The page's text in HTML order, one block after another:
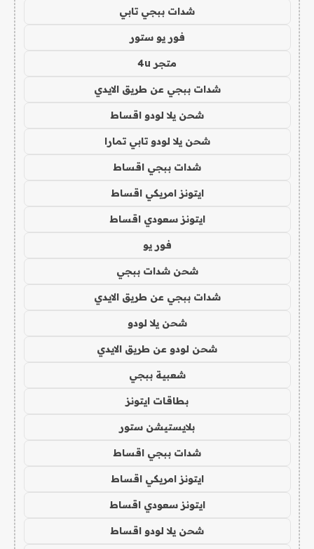
شدات ببجي تابي
فور يو ستور
متجر 4u
شدات ببجي عن طريق الايدي
شحن يلا لودو اقساط
شحن يلا لودو تابي تمارا
شدات ببجي اقساط
ايتونز امريكي اقساط
ايتونز سعودي اقساط
فور يو
شحن شدات ببجي
شدات ببجي عن طريق الايدي
شحن يلا لودو
شحن لودو عن طريق الايدي
شعبية ببجي
بطاقات ايتونز
بلايستيشن ستور
شدات ببجي اقساط
ايتونز امريكي اقساط
ايتونز سعودي اقساط
شحن يلا لودو اقساط